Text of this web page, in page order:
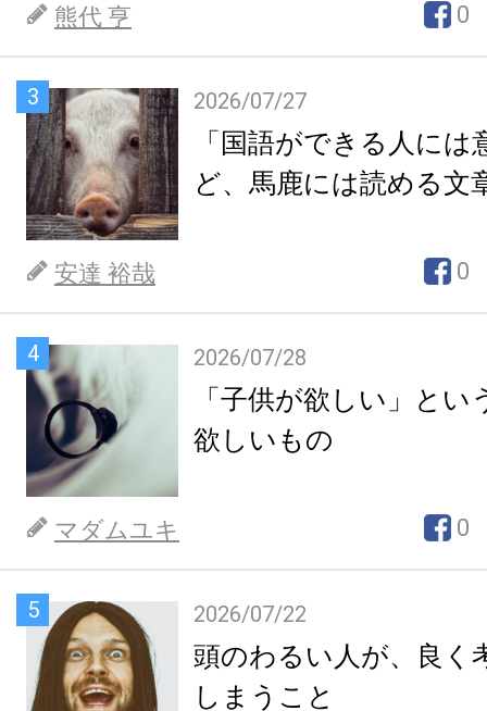
熊代 亨 0
3 2026/07/27
「国語ができる人には
ど、馬鹿には読める文
安達 裕哉 0
4 2026/07/28
「子供が欲しい」とい
欲しいもの
マダムユキ 0
5 2026/07/22
頭のわるい人が、良く
しまうこと